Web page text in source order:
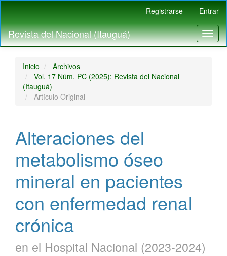
Contenido
principal
Barra
Registrarse Entrar
Revista del Nacional (Itauguá)
Inicio
Archivos
Vol. 17 Núm. PC (2025): Revista del Nacional
(Itauguá)
Artículo Original
Alteraciones del
metabolismo óseo
mineral en pacientes
con enfermedad renal
crónica
en el Hospital Nacional (2023-2024)